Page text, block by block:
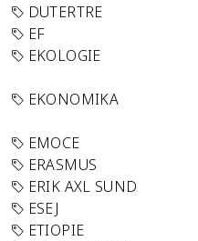
DUTERTRE
EF
EKOLOGIE
EKONOMIKA
EMOCE
ERASMUS
ERIK AXL SUND
ESEJ
ETIOPIE